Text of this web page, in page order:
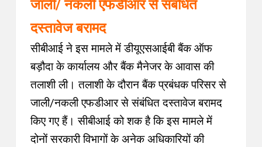
जाली/ नकली एफडीआर से संबंधित
दस्तावेज बरामद
सीबीआई ने इस मामले में डीयूएसआईबी बैंक ऑफ
बड़ौदा के कार्यालय और बैंक मैनेजर के आवास की
तलाशी ली। तलाशी के दौरान बैंक प्रबंधक परिसर से
जाली/नकली एफडीआर से संबंधित दस्तावेज बरामद
किए गए हैं। सीबीआई को शक है कि इस मामले में
दोनों सरकारी विभागों के अनेक अधिकारियों की